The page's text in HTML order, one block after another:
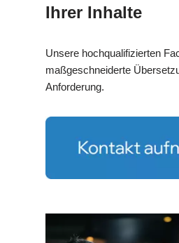
Ihrer Inhalte
Unsere hochqualifizierten
maßgeschneiderte
Anforderung.